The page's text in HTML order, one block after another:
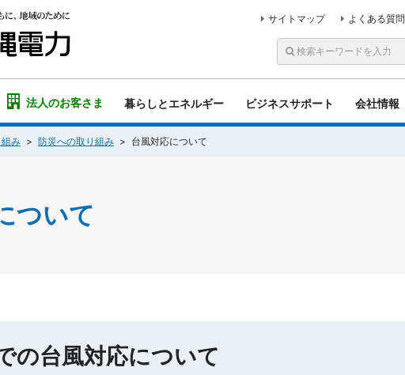
サイトマップ よくある質問
法人のお客さま 暮らしとエネルギー ビジネスサポート 会社情報
み 防災への取り組み 台風対応について
ついて
の台風対応について